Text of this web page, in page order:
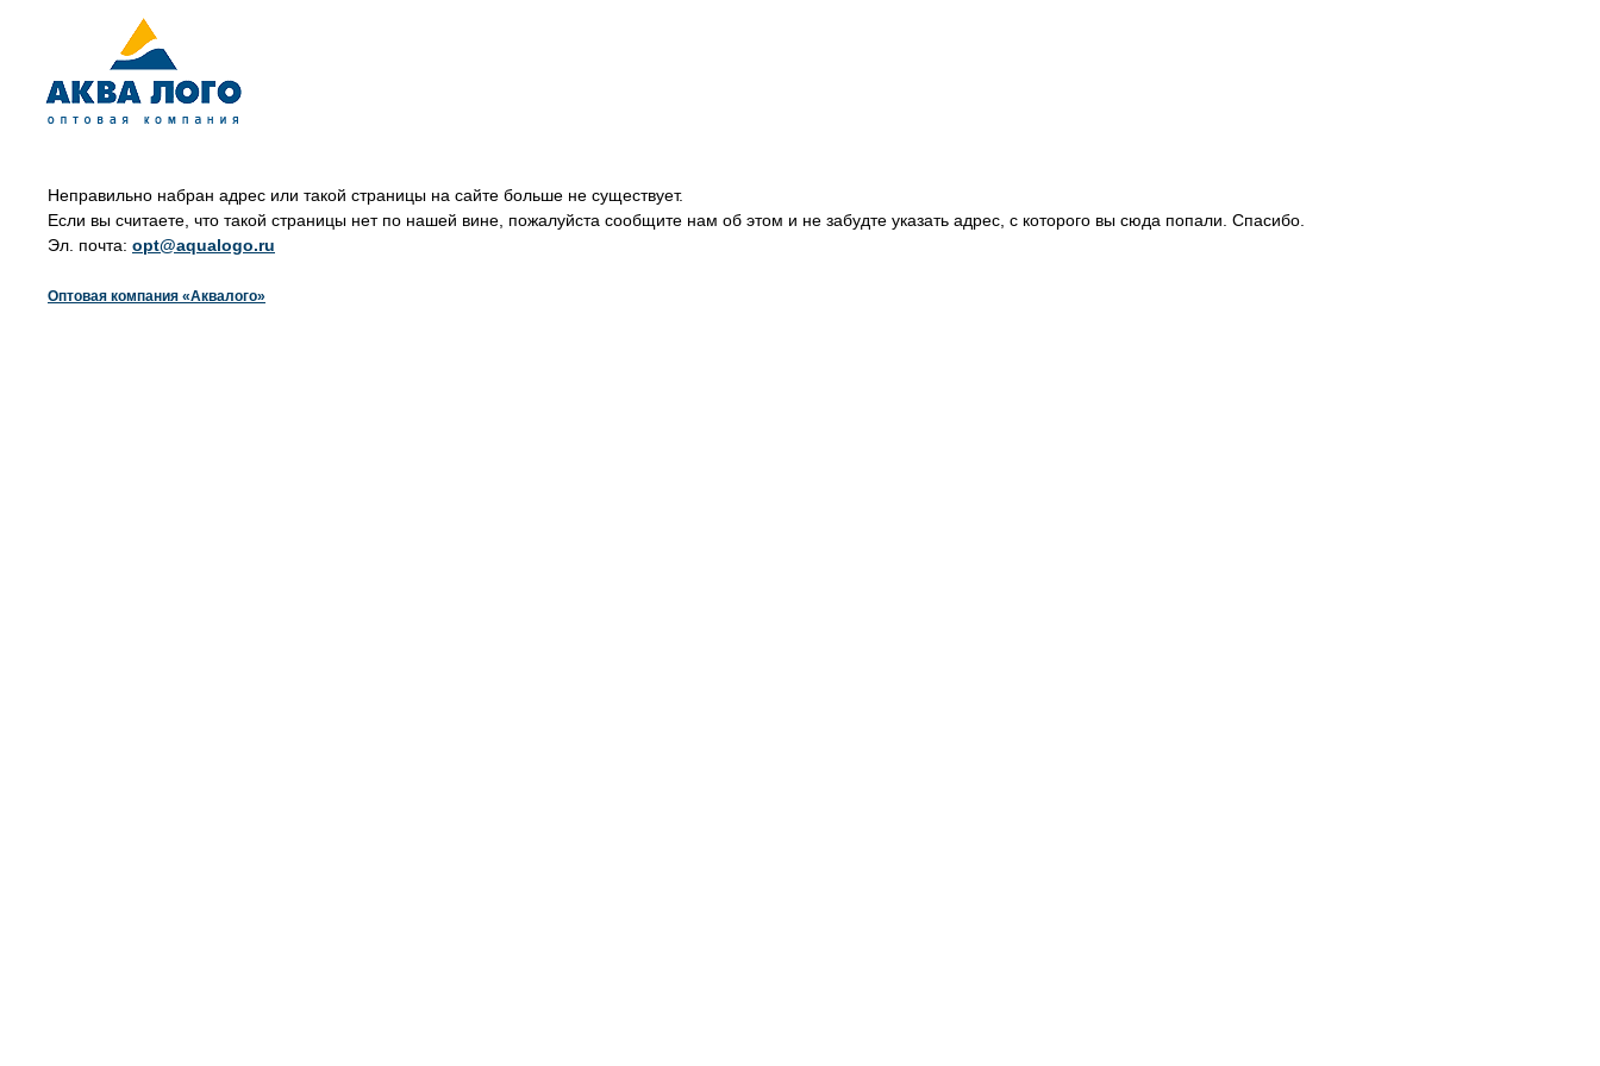
Неправильно набран адрес или такой страницы на сайте больше не существует.
Если вы считаете, что такой страницы нет по нашей вине, пожалуйста сообщите нам об этом и не забудте указать адрес, с которого вы сюда попали. Спасибо.
Эл. почта: opt@aqualogo.ru
Оптовая компания «Аквалого»